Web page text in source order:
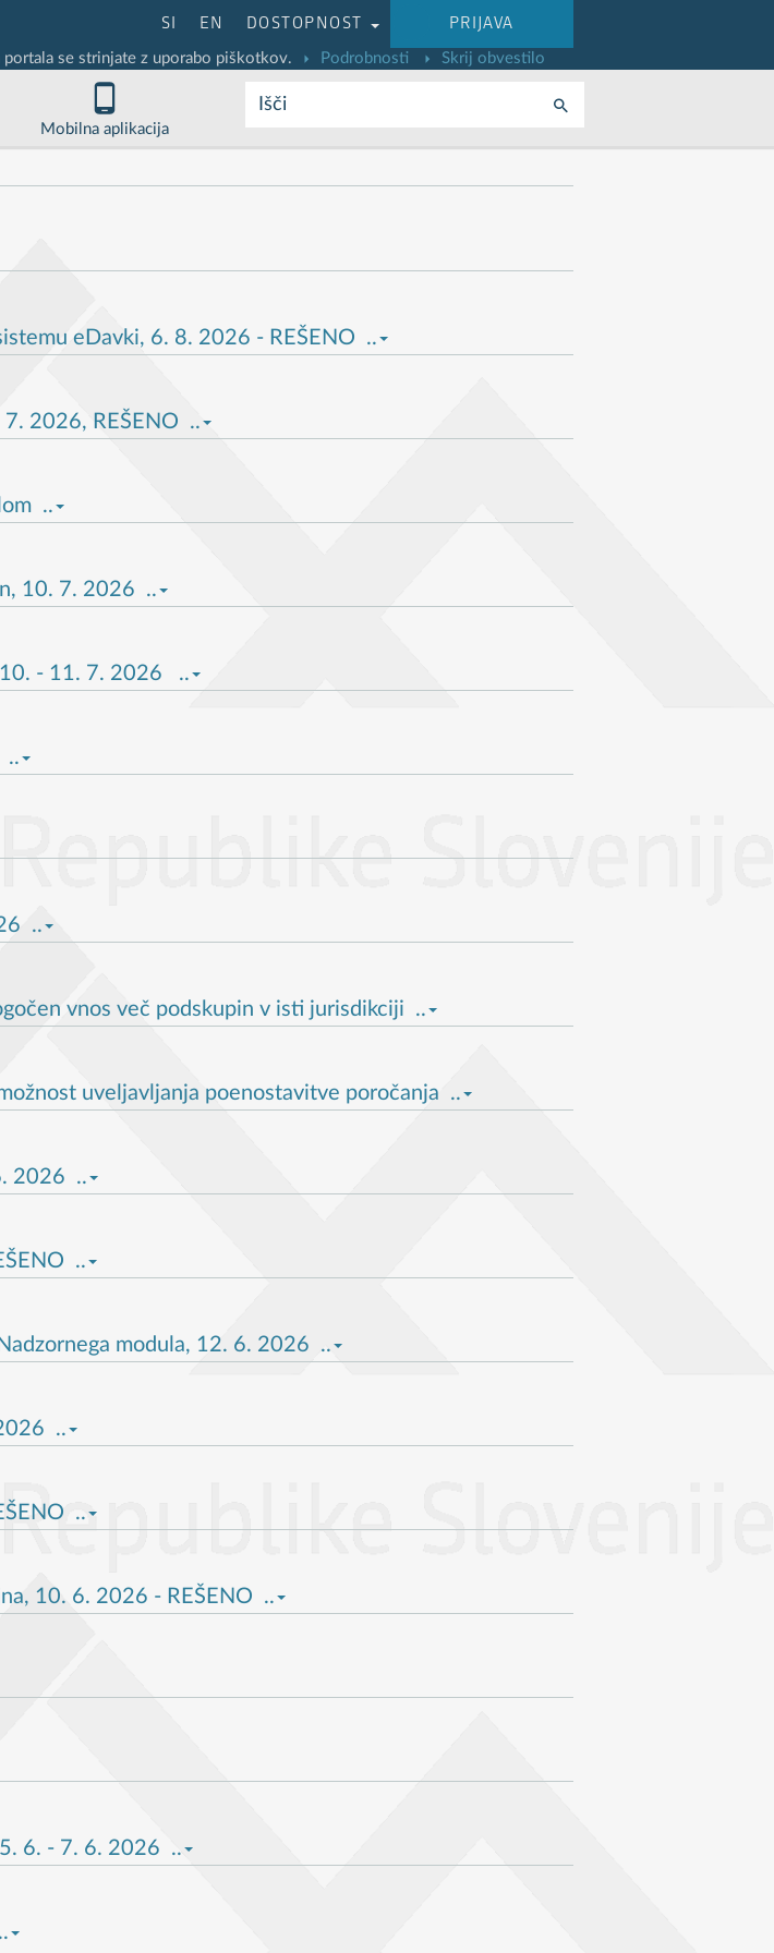
SI EN DOSTOPNOST PRIJAVA
se strinjate z uporabo piškotkov. Podrobnosti Skrij obvestilo
Mobilna aplikacija
Išči
eDavki, 6. 8. 2026 - REŠENO ..
2026, REŠENO ..
..
10. 7. 2026 ..
10. - 11. 7. 2026 ..
..
..
vnos več podskupin v isti jurisdikciji ..
uveljavljanja poenostavitve poročanja ..
2026 ..
..
modula, 12. 6. 2026 ..
..
..
10. 6. 2026 - REŠENO ..
6. - 7. 6. 2026 ..